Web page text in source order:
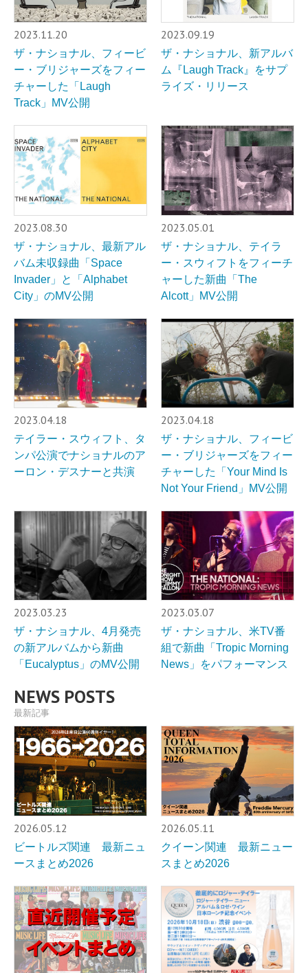
2023.11.20
ザ・ナショナル、フィービ
ー・ブリジャーズをフィー
チャーした「Laugh
Track」MV公開
2023.09.19
ザ・ナショナル、新アルバ
ム『Laugh Track』をサプ
ライズ・リリース
2023.08.30
ザ・ナショナル、最新アル
バム未収録曲「Space
Invader」と「Alphabet
City」のMV公開
2023.05.01
ザ・ナショナル、テイラ
ー・スウィフトをフィーチ
ャーした新曲「The
Alcott」MV公開
2023.04.18
テイラー・スウィフト、タ
ンパ公演でナショナルのア
ーロン・デスナーと共演
2023.04.18
ザ・ナショナル、フィービ
ー・ブリジャーズをフィー
チャーした「Your Mind Is
Not Your Friend」MV公開
2023.03.23
ザ・ナショナル、4月発売
の新アルバムから新曲
「Eucalyptus」のMV公開
2023.03.07
ザ・ナショナル、米TV番
組で新曲「Tropic Morning
News」をパフォーマンス
NEWS POSTS
最新記事
2026.05.12
ビートルズ関連 最新ニュ
ースまとめ2026
2026.05.11
クイーン関連 最新ニュー
スまとめ2026